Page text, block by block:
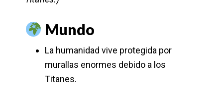
Mundo
La humanidad vive protegida por
murallas enormes debido a los
Titanes.